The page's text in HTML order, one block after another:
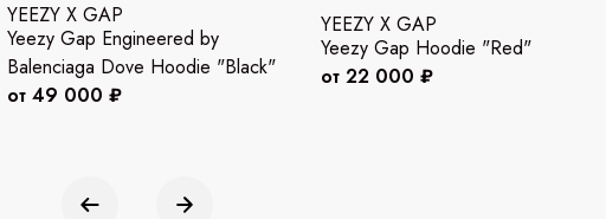
YEEZY X GAP
Yeezy Gap Engineered by
Balenciaga Dove Hoodie "Black"
от 49 000 ₽
YEEZY X GAP
Yeezy Gap Hoodie "Red"
от 22 000 ₽